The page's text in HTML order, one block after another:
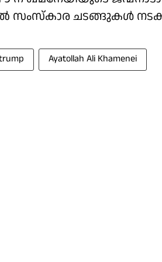
സംസ്‌കാര ചടങ്ങുകള്‍
Ayatollah Ali Khamenei